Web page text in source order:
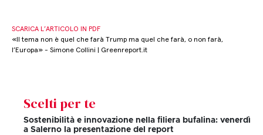
SCARICA L’ARTICOLO IN PDF
«Il tema non è quel che farà Trump ma quel che farà, o non farà,
l’Europa» - Simone Collini | Greenreport.it
Scelti per te
Sostenibilità e innovazione nella filiera bufalina: venerdì
a Salerno la presentazione del report